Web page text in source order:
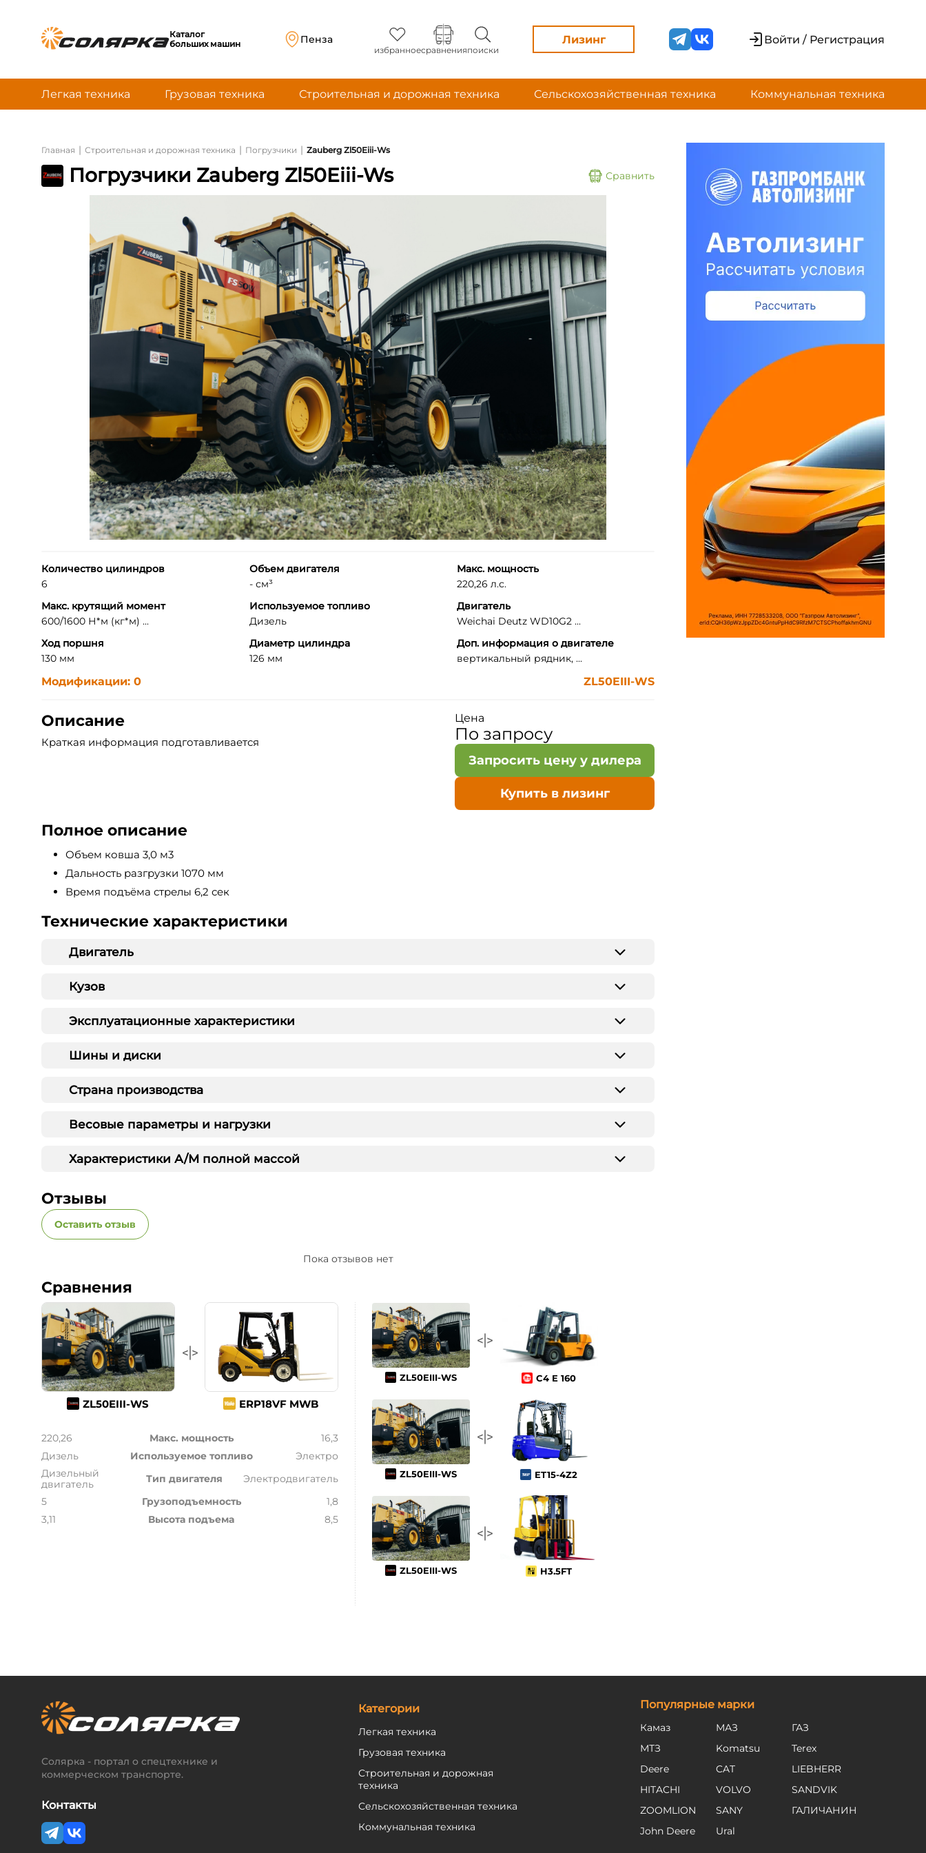
Каталог
больших машин
Пенза
избранноесравненияпоиски
Лизинг Войти / Регистрация
Легкая техника Грузовая техника Строительная и дорожная техника Сельскохозяйственная техника Коммунальная техника
Главная | Строительная и дорожная техника | Погрузчики | Zauberg Zl50Eiii-Ws
Погрузчики Zauberg Zl50Eiii-Ws Сравнить
Количество цилиндров
6
Объем двигателя
- см³
Макс. мощность
220,26 л.с.
Макс. крутящий момент
600/1600 Н*м (кг*м) ...
Используемое топливо
Дизель
Двигатель
Weichai Deutz WD10G2 ...
Ход поршня
130 мм
Диаметр цилиндра
126 мм
Доп. информация о двигателе
вертикальный рядник, ...
Модификации: 0 ZL50EIII-WS
Описание
Краткая информация подготавливается
Цена
По запросу
Запросить цену у дилера
Купить в лизинг
Полное описание
Объем ковша 3,0 м3
Дальность разгрузки 1070 мм
Время подъёма стрелы 6,2 сек
Технические характеристики
Двигатель
Кузов
Эксплуатационные характеристики
Шины и диски
Страна производства
Весовые параметры и нагрузки
Характеристики А/М полной массой
Отзывы
Оставить отзыв
Пока отзывов нет
Сравнения
ZL50EIII-WS ERP18VF MWB
220,26 Макс. мощность
16,3
Дизель
Используемое топливо
Электро
Дизельный
двигатель
Тип двигателя
Электродвигатель
5
Грузоподъемность
1,8
3,11
Высота подъема 8,5
ZL50EIII-WS C4 E 160
ZL50EIII-WS ET15-4Z2
ZL50EIII-WS H3.5FТ
Солярка - портал о спецтехнике и
коммерческом транспорте.
Контакты
Категории
Легкая техника
Грузовая техника
Строительная и дорожная
техника
Сельскохозяйственная техника
Коммунальная техника
Популярные марки
Камаз МАЗ
ГАЗ
МТЗ
Komatsu
Terex
Deere
CAT
LIEBHERR
HITACHI
VOLVO
SANDVIK
ZOOMLION
SANY
ГАЛИЧАНИН
John Deere
Ural